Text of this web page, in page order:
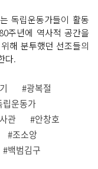
독립운동가들이 활동
주년에 역사적 공간을
해 분투했던 선조들의
다.
#광복절
립운동가
관
#안창호
#조소앙
#백범김구